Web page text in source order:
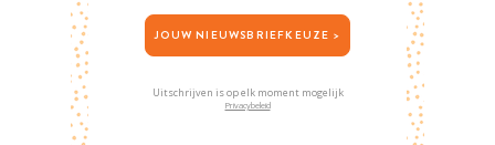
JOUW NIEUWSBRIEFKEUZE >
Uitschrijven is op elk moment mogelijk
Privacybeleid